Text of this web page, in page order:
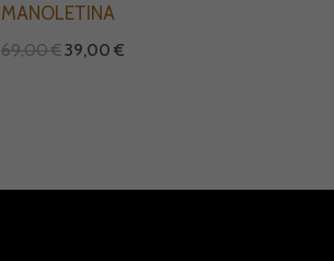
MANOLETINA
69,00€39,00 €